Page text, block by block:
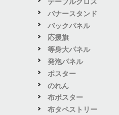
バナースタンド
バックパネル
応援旗
等身大パネル
発泡パネル
ポスター
のれん
布ポスター
布タペストリー